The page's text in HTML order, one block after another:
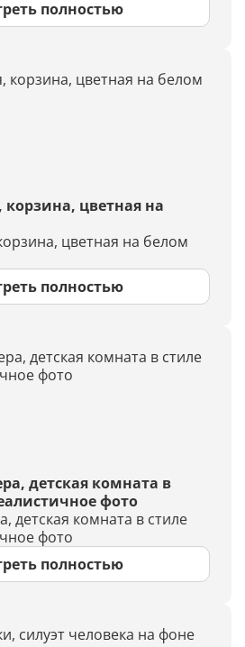
полностью
корзина, цветная на
цветная на белом
полностью
детская комната в
фото
детская комната в стиле
фото
полностью